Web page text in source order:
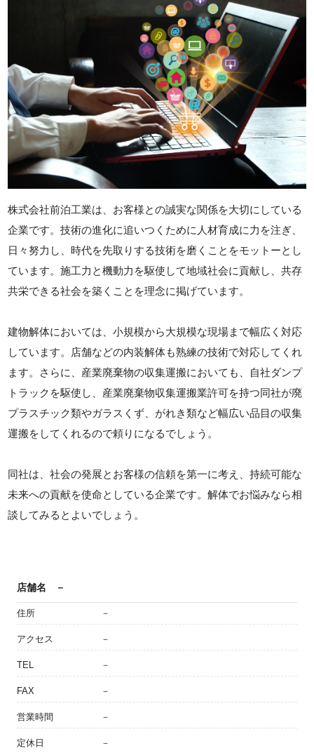
株式会社前泊工業は、お客様との誠実な関係を大切にしている
企業です。技術の進化に追いつくために人材育成に力を注ぎ、
日々努力し、時代を先取りする技術を磨くことをモットーとし
ています。施工力と機動力を駆使して地域社会に貢献し、共存
共栄できる社会を築くことを理念に掲げています。
建物解体においては、小規模から大規模な現場まで幅広く対応
しています。店舗などの内装解体も熟練の技術で対応してくれ
ます。さらに、産業廃棄物の収集運搬においても、自社ダンプ
トラックを駆使し、産業廃棄物収集運搬業許可を持つ同社が廃
プラスチック類やガラスくず、がれき類など幅広い品目の収集
運搬をしてくれるので頼りになるでしょう。
同社は、社会の発展とお客様の信頼を第一に考え、持続可能な
未来への貢献を使命としている企業です。解体でお悩みなら相
談してみるとよいでしょう。
店舗名 －
住所 －
アクセス －
TEL －
FAX －
営業時間 －
定休日 －